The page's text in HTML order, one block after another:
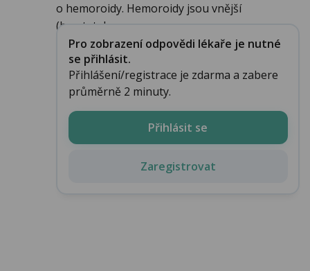
o hemoroidy. Hemoroidy jsou vnější
(hmatateln...
Pro zobrazení odpovědi lékaře je nutné
se přihlásit.
Přihlášení/registrace je zdarma a zabere
průměrně 2 minuty.
Přihlásit se
Zaregistrovat